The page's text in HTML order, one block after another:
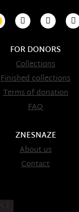
FOR DONORS
Collections
Finished collections
Terms of donation
FAQ
ZNESNAZE
About us
Contact